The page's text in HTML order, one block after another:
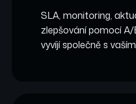
SLA, monitoring,
zlepšování pomocí
vyvíjí společně s